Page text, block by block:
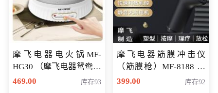
摩飞电器电火锅MF-
HG30 （摩飞电器鸳鸯锅
MF-HG30 ） 会员专享价
469.00 库存93
摩飞电器筋膜冲击仪
（筋膜枪）MF-8188 会
员专享价268元
399.00 库存92